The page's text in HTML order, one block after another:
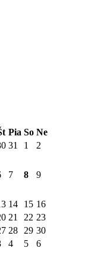
Pia So Ne
31 1 2
7 8 9
14 15 16
21 22 23
28 29 30
4 5 6